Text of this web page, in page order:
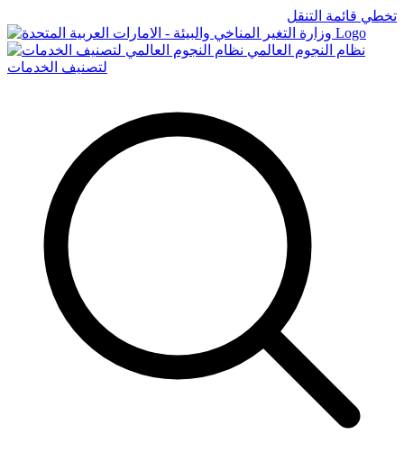
تخطي قائمة التنقل
Logo
نظام النجوم العالمي
لتصنيف الخدمات